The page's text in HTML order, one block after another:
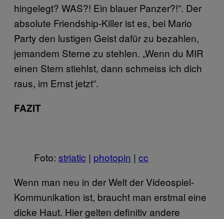
hingelegt? WAS?! Ein blauer Panzer?!”. Der
absolute Friendship-Killer ist es, bei Mario
Party den lustigen Geist dafür zu bezahlen,
jemandem Sterne zu stehlen. „Wenn du MIR
einen Stern stiehlst, dann schmeiss ich dich
raus, im Ernst jetzt”.
FAZIT
Foto: striatic | photopin | cc
Wenn man neu in der Welt der Videospiel-
Kommunikation ist, braucht man erstmal eine
dicke Haut. Hier gelten definitiv andere